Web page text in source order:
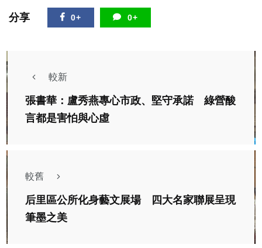
分享 0+ 0+
較新
張書華：盧秀燕專心市政、堅守承諾 綠營酸
言都是害怕與心虛
較舊
后里區公所化身藝文展場 四大名家聯展呈現
筆墨之美